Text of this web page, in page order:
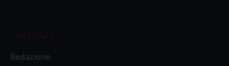
L’editoriale
Redazione